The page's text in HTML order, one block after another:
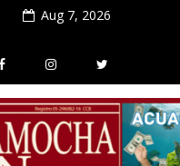
Aug 7, 2026